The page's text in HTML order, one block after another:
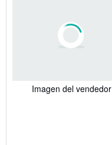
Imagen del vendedor